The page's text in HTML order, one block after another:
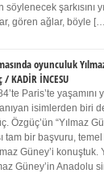
şarkısını
gören ağlar, böyle
oyunculuk
KADİR İNCESU
Paris’te yaşamını
isimlerden biri
Özgüç’ün “Yılmaz
tam bir başvuru,
Güney’i konuştuk.
Güney’in Anadolu